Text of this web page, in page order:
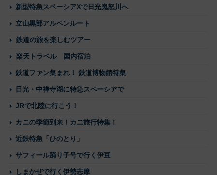
新型特急スペーシアXで日光鬼怒川へ
立山黒部アルペンルート
鉄道の旅を楽しむツアー
楽天トラベル 国内宿泊
鉄道ファン集まれ！ 鉄道博物館特集
日光・中禅寺湖に特急スペーシアで
JRで北陸に行こう！
カニの季節到来！カニ旅行特集！
近鉄特急「ひのとり」
サフィール踊り子号で行く伊豆
しまかぜで行く伊勢志摩